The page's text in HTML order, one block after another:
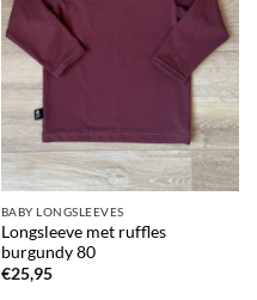
BABY LONGSLEEVES
Longsleeve met ruffles
burgundy 80
€25,95